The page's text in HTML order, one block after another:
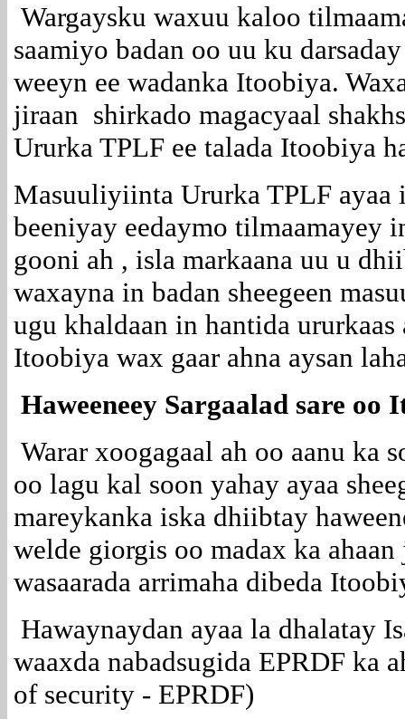
Wargaysku waxuu kaloo
saamiyo badan oo uu ku
weeyn ee wadanka Itoobiya.
jiraan shirkado magacyaal
Ururka TPLF ee talada Itoobiya
Masuuliyiinta Ururka TPLF ayaa
beeniyay eedaymo tilmaamayey
gooni ah , isla markaana uu u
waxayna in badan sheegeen
ugu khaldaan in hantida
Itoobiya wax gaar ahna aysan
Haweeneey Sargaalad sare oo
Warar xoogagaal ah oo aanu ka
oo lagu kal soon yahay ayaa
mareykanka iska dhiibtay
welde giorgis oo madax ka
wasaarada arrimaha dibeda
Hawaynaydan ayaa la dhalatay
waaxda nabadsugida EPRDF ka
of security - EPRDF)